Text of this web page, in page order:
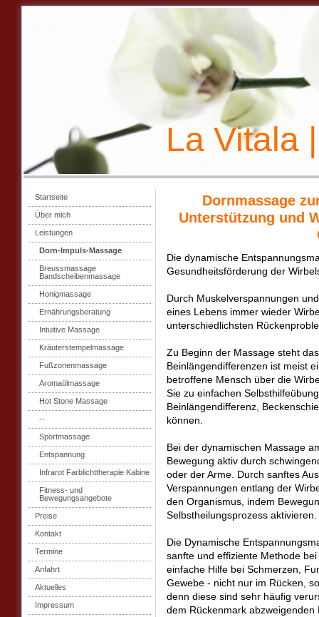
La Vitala
Startseite
Über mich
Leistungen
Dorn-Impuls-Massage
Breussmassage
Bandscheibenmassage
Honigmassage
Ernährungsberatung
Intuitive Massage
Kräuterstempelmassage
Fußzonenmassage
Aromaölmassage
Hot Stone Massage
--
Sportmassage
Entspannung
Infrarot Farblichttherapie Kabine
Fitness- und
Bewegungsangebote
Preise
Kontakt
Termine
Anfahrt
Aktuelles
Impressum
Dornmassage
Unterstützung und
Die dynamische
Gesundheitsförderung der
Durch Muskelverspannungen
eines Lebens immer wieder
unterschiedlichsten
Zu Beginn der Massage steht
Beinlängendifferenzen ist meist
betroffene Mensch über die
Sie zu einfachen
Beinlängendifferenz,
können.
Bei der dynamischen Massage
Bewegung aktiv durch
oder der Arme. Durch sanftes
Verspannungen entlang der
den Organismus, indem
Selbstheilungsprozess aktivieren.
Die Dynamische
sanfte und effiziente Methode
einfache Hilfe bei Schmerzen,
Gewebe - nicht nur im Rücken,
denn diese sind sehr häufig
dem Rückenmark